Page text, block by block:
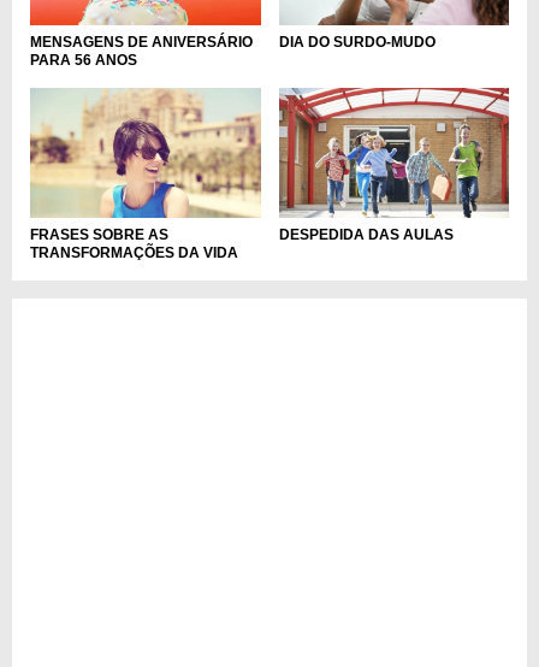
MENSAGENS DE ANIVERSÁRIO
PARA 56 ANOS
DIA DO SURDO-MUDO
FRASES SOBRE AS
TRANSFORMAÇÕES DA VIDA
DESPEDIDA DAS AULAS